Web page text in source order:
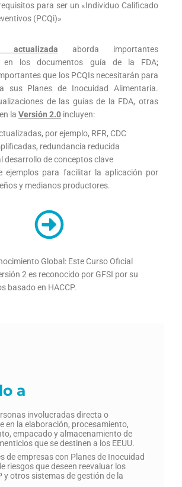
para ser un «Individuo Calificado
(PCQi)»
actualizada aborda importantes
en los documentos guía de la FDA;
que los PCQIs necesitarán para
sus Planes de Inocuidad Alimentaria.
de las guías de la FDA, otras
la Versión 2.0 incluyen:
por ejemplo, RFR, CDC
redundancia reducida
desarrollo de conceptos clave
ejemplos para facilitar la aplicación por
y medianos productores.
Global: Este Curso Oficial
2 es reconocido por GFSI por su
basado en HACCP.
a
involucradas directa o
en la elaboración, procesamiento,
empacado y almacenamiento de
que se destinen a los EEUU.
de empresas con Planes de Inocuidad
riesgos que deseen reevaluar los
y otros sistemas de gestión de la